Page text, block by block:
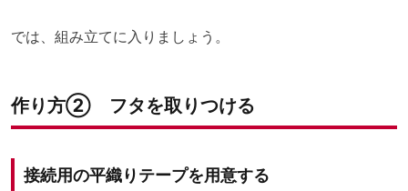
では、組み立てに入りましょう。
作り方② フタを取りつける
接続用の平織りテープを用意する